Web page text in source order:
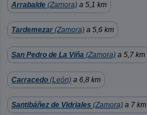
Arrabalde (Zamora) a 5,1 km
Tardemezar (Zamora) a 5,6 km
San Pedro de La Viña (Zamora) a 5,7 km
Carracedo (León) a 6,8 km
Santibáñez de Vidriales (Zamora) a 7 km